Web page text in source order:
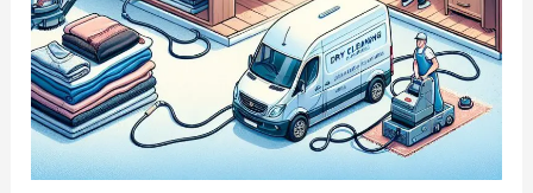
業
清
潔
服
務
讓